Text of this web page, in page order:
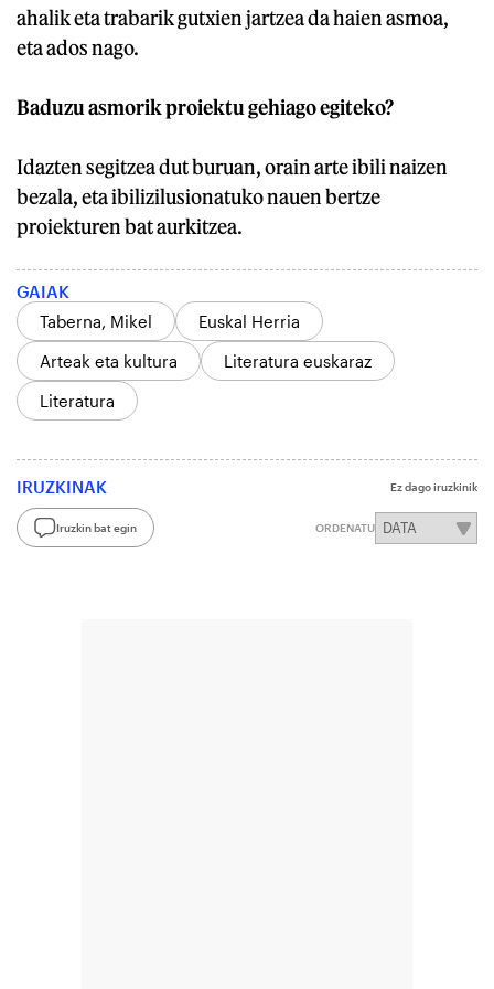
ahalik eta trabarik gutxien jartzea da haien asmoa,
eta ados nago.
Baduzu asmorik proiektu gehiago egiteko?
Idazten segitzea dut buruan, orain arte ibili naizen
bezala, eta ibilizilusionatuko nauen bertze
proiekturen bat aurkitzea.
GAIAK
Taberna, Mikel
Euskal Herria
Arteak eta kultura
Literatura euskaraz
Literatura
IRUZKINAK Ez dago iruzkinik
Iruzkin bat egin ORDENATU